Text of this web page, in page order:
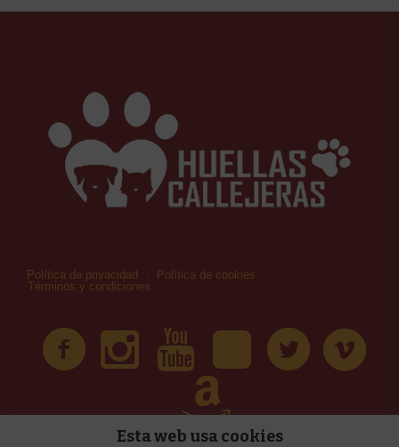
Política de privacidad
Política de cookies
Términos y condiciones
Esta web usa cookies